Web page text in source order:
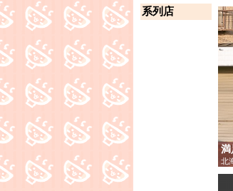
系列店
満
北